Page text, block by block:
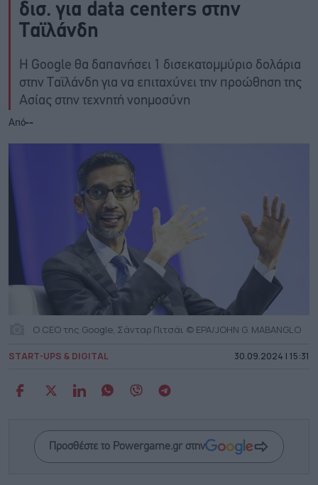
δισ. για data centers στην
Ταϊλάνδη
Η Google θα δαπανήσει 1 δισεκατομμύριο δολάρια
στην Ταϊλάνδη για να επιταχύνει την προώθηση της
Ασίας στην τεχνητή νοημοσύνη
Από--
Ο CEO της Google, Σάνταρ Πιτσάι © EPA/JOHN G. MABANGLO
START-UPS & DIGITAL 30.09.2024 | 15:31
Προσθέστε το Powergame.gr στην